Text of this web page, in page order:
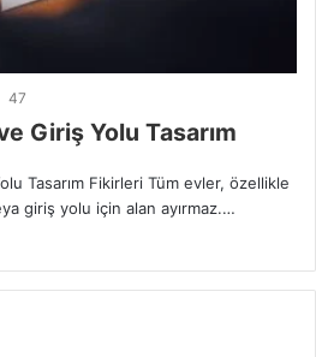
47
Giriş Yolu Tasarım
Tasarım Fikirleri Tüm evler, özellikle
giriş yolu için alan ayırmaz.…